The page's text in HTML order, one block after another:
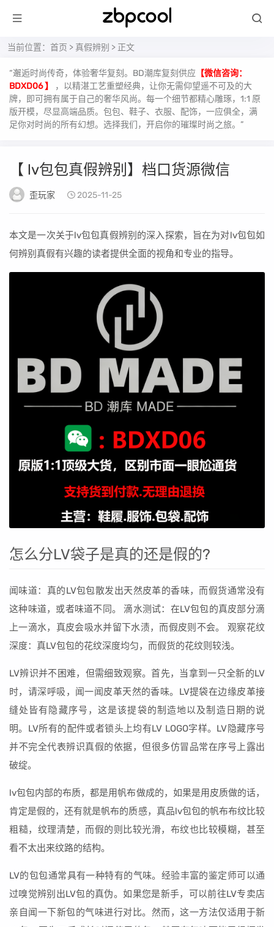
当前位置： 首页 > 真假辨别 > 正文
“邂逅时尚传奇，体验奢华复刻。BD潮库复刻供应 【微信咨询：
BDXD06 】
，以精湛工艺重塑经典，让你无需仰望遥不可及的大
牌，即可拥有属于自己的奢华风尚。每一个细节都精心雕琢，1:1 原
版开模，尽显高端品质。包包、鞋子、衣服、配饰，一应俱全，满
足你对时尚的所有幻想。选择我们，开启你的璀璨时尚之旅。”
【 lv包包真假辨别】档口货源微信
歪玩家 2025-11-25
本文是一次关于lv包包真假辨别的深入探索，旨在为对lv包包如
何辨别真假有兴趣的读者提供全面的视角和专业的指导。
怎么分LV袋子是真的还是假的?
闻味道：真的LV包包散发出天然皮革的香味，而假货通常没有
这种味道，或者味道不同。 滴水测试：在LV包包的真皮部分滴
上一滴水，真皮会吸水并留下水渍，而假皮则不会。 观察花纹
深度：真LV包包的花纹深度均匀，而假货的花纹则较浅。
LV辨识并不困难，但需细致观察。首先，当拿到一只全新的LV
时，请深呼吸，闻一闻皮革天然的香味。LV提袋在边缘皮革接
缝处皆有隐藏序号，这是该提袋的制造地以及制造日期的说
明。LV所有的配件或者锁头上均有LV LOGO字样。LV隐藏序号
并不完全代表辨识真假的依据，但很多仿冒品常在序号上露出
破绽。
lv包包内部的布质，都是用帆布做成的，如果是用皮质做的话，
肯定是假的，还有就是帆布的质感，真品lv包包的帆布布纹比较
粗糙，纹理清楚，而假的则比较光滑，布纹也比较模糊，甚至
看不太出来纹路的结构。
LV的包包通常具有一种特有的气味。经验丰富的鉴定师可以通
过嗅觉辨别出LV包的真伪。如果您是新手，可以前往LV专卖店
亲自闻一下新包的气味进行对比。然而，这一方法仅适用于新